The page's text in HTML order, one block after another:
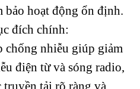
bảo hoạt động ổn định.
đích chính:
chống nhiễu giúp giảm
điện từ và sóng radio,